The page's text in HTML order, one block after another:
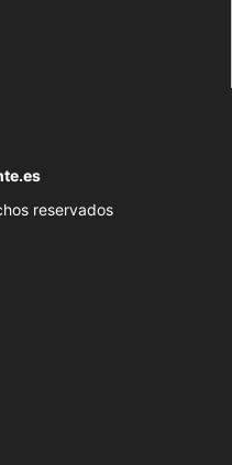
reservados